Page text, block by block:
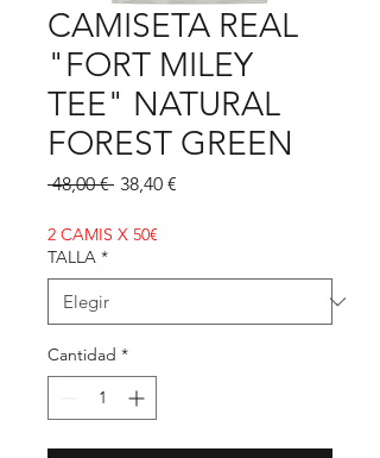
CAMISETA REAL
"FORT MILEY
TEE" NATURAL
FOREST GREEN
48,00 € Precio
38,40 €
2 CAMIS X 50€
TALLA *
Cantidad *